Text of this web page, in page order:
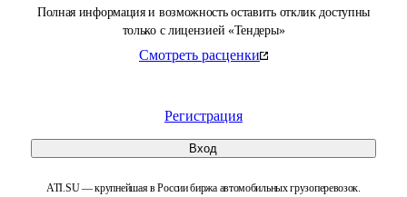
Полная информация и возможность оставить отклик доступны
только с лицензией «Тендеры»
Смотреть расценки
Регистрация
Вход
ATI.SU — крупнейшая в России биржа автомобильных грузоперевозок.